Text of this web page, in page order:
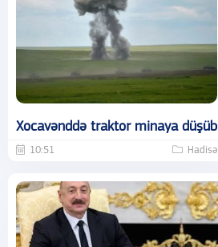
Xocavənddə traktor minaya düşüb
10:51 Hadisə